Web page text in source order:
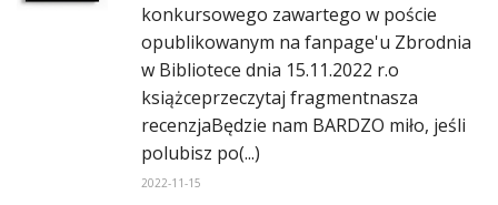
konkursowego zawartego w poście
opublikowanym na fanpage'u Zbrodnia
w Bibliotece dnia 15.11.2022 r.o
książceprzeczytaj fragmentnasza
recenzjaBędzie nam BARDZO miło, jeśli
polubisz po(...)
2022-11-15